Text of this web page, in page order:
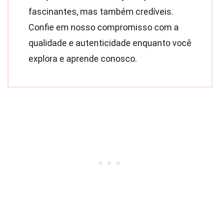
fascinantes, mas também credíveis.
Confie em nosso compromisso com a
qualidade e autenticidade enquanto você
explora e aprende conosco.